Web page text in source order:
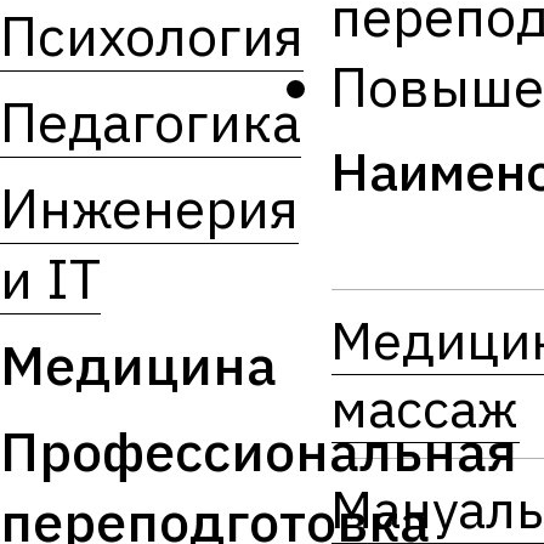
Психология
Педагогика
Инженерия
и IT
Медицина
Профессиональная
переподготовка
массаж